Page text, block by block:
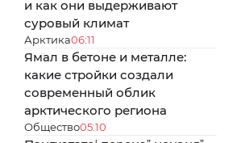
и как они выдерживают
суровый климат
Арктика06:11
Ямал в бетоне и металле:
какие стройки создали
современный облик
арктического региона
Общество05:10